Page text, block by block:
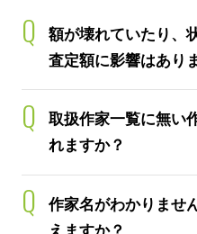
Q
額が壊れていたり、
査定額に影響はあり
Q
取扱作家一覧に無い
れますか？
Q
作家名がわかりませ
えますか？